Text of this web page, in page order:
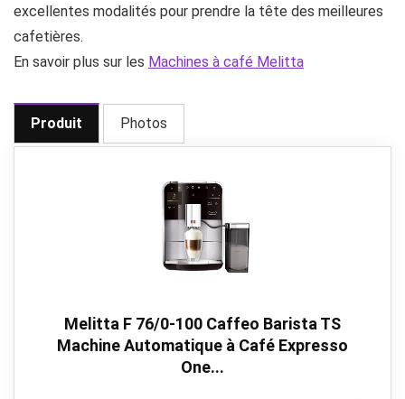
excellentes modalités pour prendre la tête des meilleures
cafetières.
En savoir plus sur les Machines à café Melitta
Produit Photos
Melitta F 76/0-100 Caffeo Barista TS
Machine Automatique à Café Expresso
One...